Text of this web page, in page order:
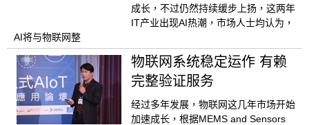
成长，不过仍然持续缓步上扬，这两年
IT产业出现AI热潮，市场人士均认为，
AI将与物联网整
物联网系统稳定运作 有赖
完整验证服务
经过多年发展，物联网这几年市场开始
加速成长，根据MEMS and Sensors